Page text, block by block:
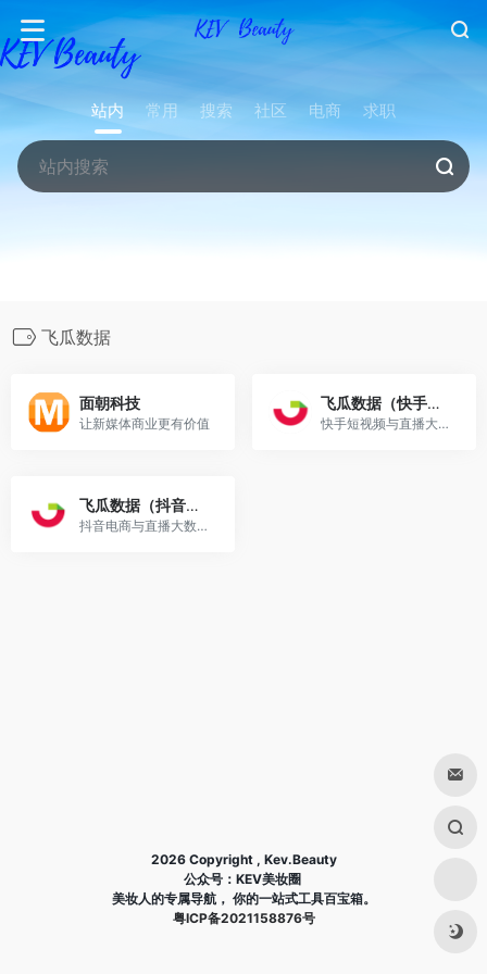
站内 常用 搜索 社区 电商 求职
飞瓜数据
面朝科技
让新媒体商业更有价值
飞瓜数据（快手版）
快手短视频与直播大数据分析平台
飞瓜数据（抖音版）
抖音电商与直播大数据分析平台
2026 Copyright , Kev.Beauty
公众号：KEV美妆圈
美妆人的专属导航， 你的一站式工具百宝箱。
粤ICP备2021158876号